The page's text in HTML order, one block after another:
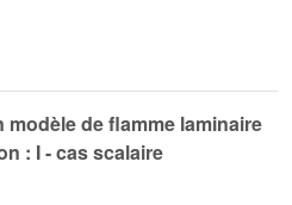
de flamme laminaire
: I - cas scalaire